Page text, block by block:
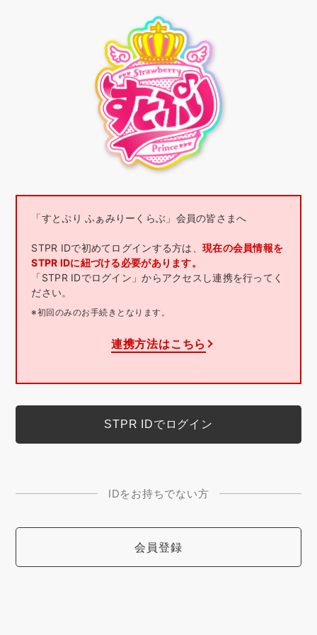
「すとぷり ふぁみりーくらぶ」会員の皆さまへ
STPR IDで初めてログインする方は、 現在の会員情報を
STPR IDに紐づける必要があります。
「STPR IDでログイン」からアクセスし連携を行ってく
ださい。
※初回のみのお手続きとなります。
連携方法はこちら
IDをお持ちでない方
会員登録